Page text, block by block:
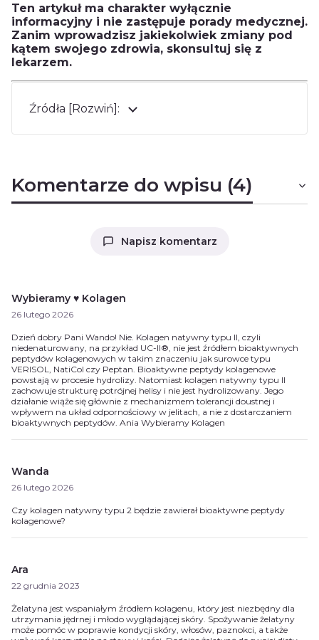
Ten artykuł ma charakter wyłącznie
informacyjny i nie zastępuje porady medycznej.
Zanim wprowadzisz jakiekolwiek zmiany pod
kątem swojego zdrowia, skonsultuj się z
lekarzem.
Źródła [Rozwiń]:
Komentarze do wpisu (4)
Napisz komentarz
Wybieramy ♥ Kolagen
26 lutego 2026
Dzień dobry Pani Wando! Nie. Kolagen natywny typu II, czyli
niedenaturowany, na przykład UC-II®, nie jest źródłem bioaktywnych
peptydów kolagenowych w takim znaczeniu jak surowce typu
VERISOL, NatiCol czy Peptan. Bioaktywne peptydy kolagenowe
powstają w procesie hydrolizy. Natomiast kolagen natywny typu II
zachowuje strukturę potrójnej helisy i nie jest hydrolizowany. Jego
działanie wiąże się głównie z mechanizmem tolerancji doustnej i
wpływem na układ odpornościowy w jelitach, a nie z dostarczaniem
bioaktywnych peptydów. Ania Wybieramy Kolagen
Wanda
26 lutego 2026
Czy kolagen natywny typu 2 będzie zawierał bioaktywne peptydy
kolagenowe?
Ara
22 grudnia 2023
Żelatyna jest wspaniałym źródłem kolagenu, który jest niezbędny dla
utrzymania jędrnej i młodo wyglądającej skóry. Spożywanie żelatyny
może pomóc w poprawie kondycji skóry, włosów, paznokci, a także